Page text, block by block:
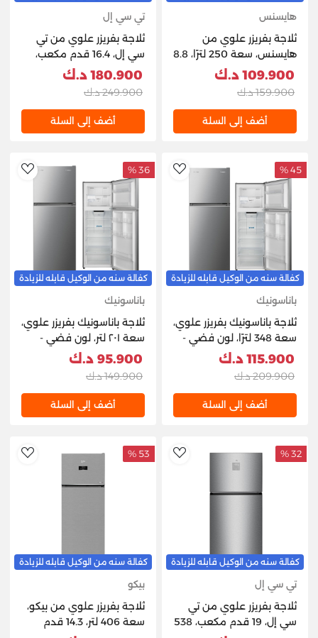
هايسنس
ثلاجة بفريزر علوي من
هايسنس، سعة 250 لترًا، 8.8
قدم مكعب،
RT328N4DGN1 - إينوكس
109.900 د.ك
159.900 د.ك
أضف إلى السلة
تي سي إل
ثلاجة بفريزر علوي من تي
سي إل، 16.4 قدم مكعب،
180.900 د.ك
249.900 د.ك
أضف إلى السلة
AddToWishlist
45 %
كفالة سنه من الوكيل قابله للزيادة
باناسونيك
ثلاجة باناسونيك بفريزر علوي،
سعة 348 لترًا، لون فضي -
NR-BC42VSSKW
115.900 د.ك
209.900 د.ك
أضف إلى السلة
36 %
كفالة سنه من الوكيل قابله للزيادة
باناسونيك
ثلاجة باناسونيك بفريزر علوي،
سعة ٢٠١ لتر، لون فضي -
NR-BC24VSSKW
95.900 د.ك
149.900 د.ك
أضف إلى السلة
AddToWishlist
32 %
كفالة سنه من الوكيل قابله للزيادة
تي سي إل
ثلاجة بفريزر علوي من تي
سي إل، 19 قدم مكعب، 538
53 %
كفالة سنه من الوكيل قابله للزيادة
بيكو
ثلاجة بفريزر علوي من بيكو،
سعة 406 لتر، 14.3 قدم